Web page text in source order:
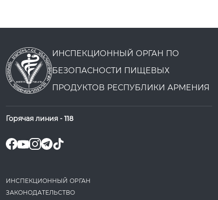
ИНСПЕКЦИОННЫЙ ОРГАН ПО
БЕЗОПАСНОСТИ ПИЩЕВЫХ
ПРОДУКТОВ РЕСПУБЛИКИ АРМЕНИЯ
Горячая линия - 118
ИНСПЕКЦИОННЫЙ ОРГАН
ЗАКОНОДАТЕ­ЛЬСТВО